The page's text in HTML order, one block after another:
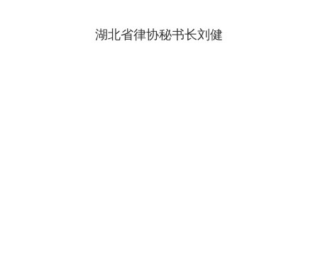
湖北省律协秘书长刘健